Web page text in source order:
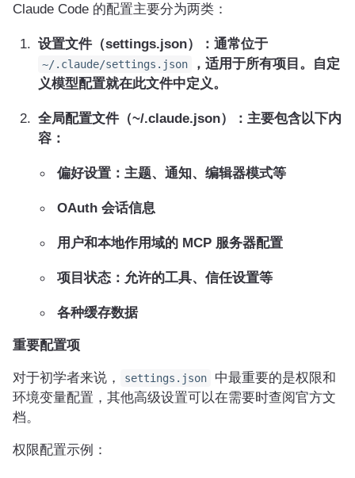
Claude Code 的配置主要分为两类：
设置文件（settings.json）：通常位于
~/.claude/settings.json
，适用于所有项目。自定
义模型配置就在此文件中定义。
全局配置文件（~/.claude.json）：主要包含以下内
容：
偏好设置：主题、通知、编辑器模式等
OAuth 会话信息
用户和本地作用域的 MCP 服务器配置
项目状态：允许的工具、信任设置等
各种缓存数据
重要配置项
对于初学者来说， settings.json
中最重要的是权限和
环境变量配置，其他高级设置可以在需要时查阅官方文
档。
权限配置示例：